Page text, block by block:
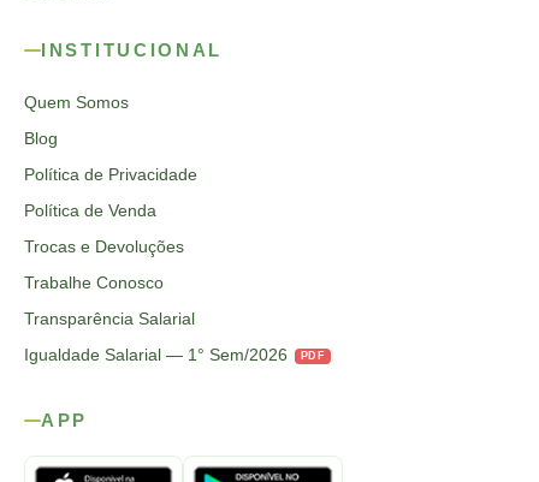
INSTITUCIONAL
Quem Somos
Blog
Política de Privacidade
Política de Venda
Trocas e Devoluções
Trabalhe Conosco
Transparência Salarial
Igualdade Salarial — 1° Sem/2026
PDF
APP